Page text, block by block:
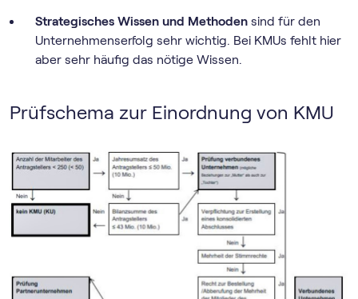
Strategisches Wissen und Methoden sind für den
Unternehmenserfolg sehr wichtig. Bei KMUs fehlt hier
aber sehr häufig das nötige Wissen.
Prüfschema zur Einordnung von KMU